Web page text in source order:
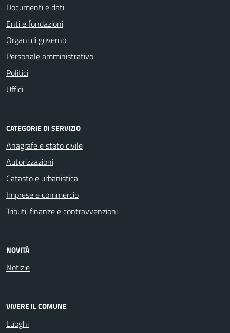
Documenti e dati
Enti e fondazioni
Organi di governo
Personale amministrativo
Politici
Uffici
CATEGORIE DI SERVIZIO
Anagrafe e stato civile
Autorizzazioni
Catasto e urbanistica
Imprese e commercio
Tributi, finanze e contravvenzioni
NOVITÀ
Notizie
VIVERE IL COMUNE
Luoghi